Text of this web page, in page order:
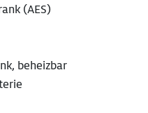
(AES)
beheizbar